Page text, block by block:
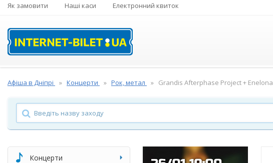
Як замовити Наші каси Електронний квиток
Афіша в Дніпрі Концерти Рок, метал Grandis Afterphase Project + Enelona
Концерти